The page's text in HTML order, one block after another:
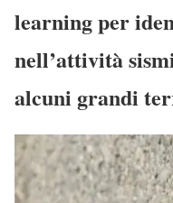
learning per
nell’attività
alcuni grandi